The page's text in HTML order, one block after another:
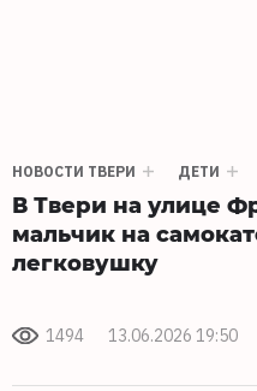
НОВОСТИ ТВЕРИ ДЕТИ
В Твери на улице
мальчик на
легковушку
1494 13.06.2026 19:50